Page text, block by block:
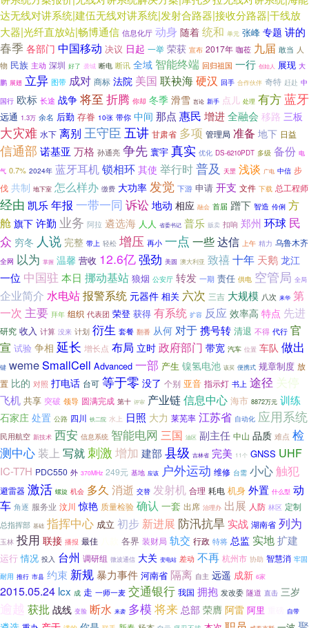
达无线对讲系统|建伍无线对讲系统|发射合路器|接收分路器|干线放
大器|光纤直放站|畅博通信 信息化厅 动身 随着 统和 单元 张峰 专题 讲的
春季 各部门 中国移动 决议 日起 一举 荣获 宣布 2017年 咖莅 九届 敢当 人
物 民族 主动 深圳 好了 袭城 断电 断讯 全域 智能终端 回归祖国 一行 创始人 展现 大
鹏 展翅 立异 图带 成对 商标 法院 美国 联袂海硬汉 回手 合作伙伴 奇特 赶赴 中
国行 欧标 长途 战争 将至 折腾 你却 冬季 滑雪 岂论 新手 点儿 处理 有方蓝牙
远通 1.3万 余名 后勤 存眷 10张 带你 中间 那点 惠民 增进全融会 移路 三板
大灾难 水下 离别 王守臣 五讲 甘肃省 多项 管理局 准备 地下 日益
信通部 诺基亚 万格 孙通亮 争先 寰宇 真实 优化 DS-6210PDT 多级 备份 电
气 0.7% 2024年 蓝牙耳机锁相环 其使 举行时普及 天罡 浅谈 广电 中信 步
伐 共制 地下室 怎么样办 缴费 大功率 发觉 下游 申请 开支 文件 下载 总工程师
经由 凯乐年报 一带一同 诉讼地动 相应 融会 首届 蹭下 智造 伶俐 方
舱 旗下 许勤 业务 阿拉 遴选海 人人 省委书记 普乐 贩卖 扣响 郑州 环球 民
众 穷冬 人说 完整 带上 轻松 增压 再小 一点 一些达信 上午 精力 乌鲁木齐
全网 以为 掌握 温馨 营收 12.6亿强劲 美圆 澳大利亚 致禧十年 天鹅 龙江
一位 中国驻 本日 挪动基站 狼烟 公安厅 转发 一期 责任 供电 空管局 全局
企业简介 水电站报警系统 元器件 相关 六次 三吉 大规模 八次 来华 第
一次 主要 拜年 组织 代表团 荣登 获得 有系统 扩容 反应 效率高 特点 先进
研究 收入 计算 没来 计划 衍生 套餐 翻番 从何对于携号转 清退 不得 代行 官
宣 试验 争相 延长 增长点 布局 立时 政府部门 带宽 汽车 位置 车队 做出
键 wemeSmallCell Advanced 一部 产生 镍氢电池 该买 便携式 规章制度 放
置 比的 对照 打电话 台可 等于零 没了 个别 亚音 指示灯 书上 途径 关停
飞机 共享 突破 领导 圆满完成 第十 评审 产业链信息中心 海市 8872万元 训练
石家庄 处置 公路 四川 铁二院 水上 日照 大力 莱芜率 江苏省 自动化 应用系统
民用航空 新技术 西安 信息系统 智能电网 三国 油区 副主任 中山 品质 难点 检
测中心 装上 写就 刺激 增加 建部 县级 吉林省 完美 11个 GNSS UHF
IC-T7H PDC550 外 370MHz 249元 基地 应该 户外运动 维修 台需 小心触犯
避雷器 激活 螺旋 机会 多久 消逝 交替 发射机 合理 耗电 机身 外置 什么型 动
车 角逐 服务业 汶川 惊艳 质量检验 确认 一套 出席 治理办 出展 人防 林区 定制
总指挥部 基础 指挥中心 成立 初步 新进展 防汛抗旱 实战 湖南省 列为
玉林 投用 联接 播报 最佳 各界 装财局 轨交 行政 特将 总监 实地扩建
运行 情况 投入 台州 调研组 微波通信 大关 变电站 差动 不再 杭州市 协助 智慧消 牢固
耐用 推行 市县 约束 新规暴力事件 河南省 隔离 自主 远遥 成新 6家
2015.05.24 lcx 成 走 一师一麦 交通银行 我国 拥抱 发改委 隧道 直击 三岁
逾越 获批 战线 变脸 断水 来袭 多模 将来 总部 荣膺 阿雷 阿里 自带